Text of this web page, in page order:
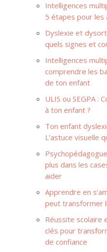
Intelligences
5 étapes pour les
Dyslexie et
quels signes et
Intelligences
comprendre les
de ton enfant
ULIS ou SEGPA :
à ton enfant ?
Ton enfant
L’astuce visuelle
plus dans les
aider
Apprendre en
peut transformer
Réussite scolaire
clés pour
de confiance